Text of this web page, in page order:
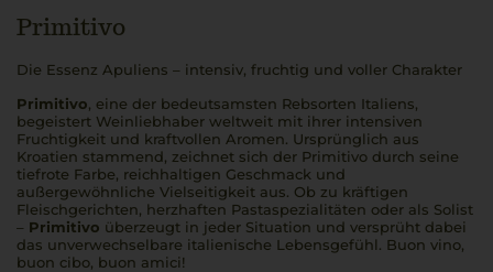
Primitivo
Die Essenz Apuliens – intensiv, fruchtig und voller Charakter
Primitivo, eine der bedeutsamsten Rebsorten Italiens,
begeistert Weinliebhaber weltweit mit ihrer intensiven
Fruchtigkeit und kraftvollen Aromen. Ursprünglich aus
Kroatien stammend, zeichnet sich der Primitivo durch seine
tiefrote Farbe, reichhaltigen Geschmack und
außergewöhnliche Vielseitigkeit aus. Ob zu kräftigen
Fleischgerichten, herzhaften Pastaspezialitäten oder als Solist
– Primitivo überzeugt in jeder Situation und versprüht dabei
das unverwechselbare italienische Lebensgefühl. Buon vino,
buon cibo, buon amici!